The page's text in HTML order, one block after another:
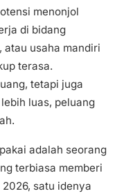
menonjol
di bidang
atau usaha mandiri
terasa.
tetapi juga
luas, peluang
adalah seorang
terbiasa memberi
satu idenya